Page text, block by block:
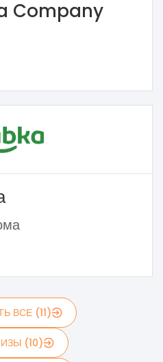
Company
ВСЕ (11)
(10)